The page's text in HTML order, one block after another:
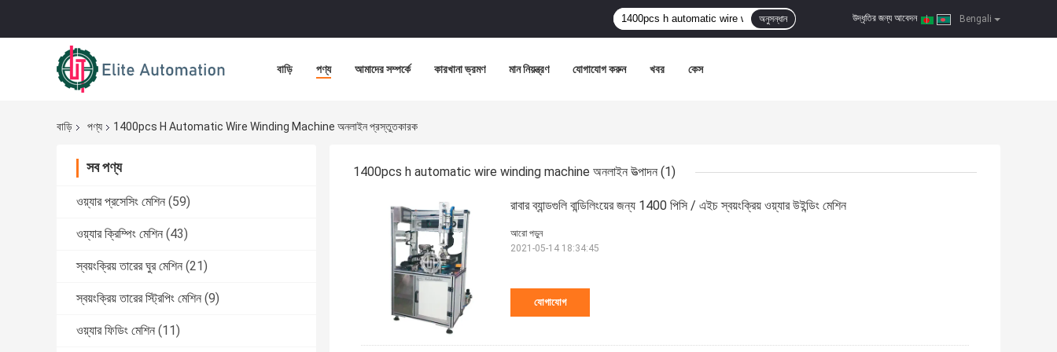
Bengali
উদ্ধৃতির জন্য আবেদন |
অনুসন্ধান
বাড়ি পণ্য আমাদের সম্পর্কে কারখানা ভ্রমণ মান নিয়ন্ত্রণ যোগাযোগ করুন খবর কেস
বাড়ি পণ্য 1400pcs H Automatic Wire Winding Machine অনলাইন প্রস্তুতকারক
সব পণ্য
ওয়্যার প্রসেসিং মেশিন (59)
ওয়্যার ক্রিম্পিং মেশিন (43)
স্বয়ংক্রিয় তারের ঘুর মেশিন (21)
স্বয়ংক্রিয় তারের স্ট্রিপিং মেশিন (9)
ওয়্যার ফিডিং মেশিন (11)
1400pcs h automatic wire winding machine অনলাইন উত্পাদন (1)
রাবার ব্যান্ডগুলি বান্ডিলিংয়ের জন্য 1400 পিসি / এইচ স্বয়ংক্রিয় ওয়্যার উইন্ডিং মেশিন
যোগাযোগ
আরো পড়ুন
2021-05-14 18:34:45